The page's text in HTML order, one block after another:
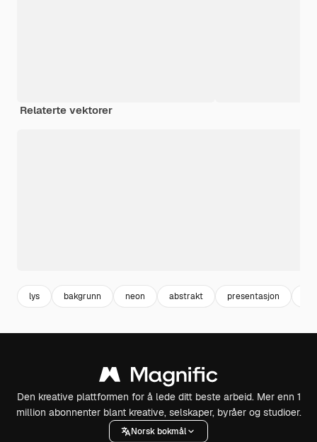
Relaterte vektorer
lys bakgrunn neon abstrakt presentasjon
Den kreative plattformen for å lede ditt beste arbeid. Mer enn 1
million abonnenter blant kreative, selskaper, byråer og studioer.
Norsk bokmål